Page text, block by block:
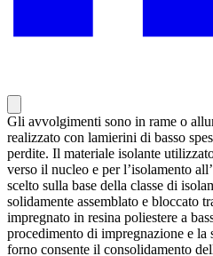
Gli avvolgimenti sono in rame o
realizzato con lamierini di basso
perdite. Il materiale isolante
verso il nucleo e per l’isolamento
scelto sulla base della classe di
solidamente assemblato e bloccato
impregnato in resina poliestere a
procedimento di impregnazione e la
forno consente il consolidamento